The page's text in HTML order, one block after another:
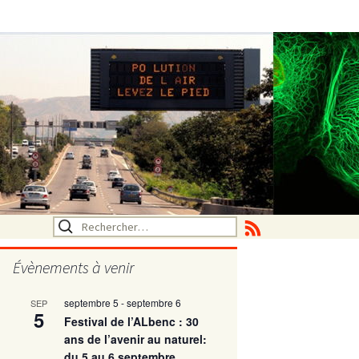
Rechercher :
Évènements à venir
SEP
5
septembre 5 -septembre 6
Festival de l’ALbenc : 30
ans de l’avenir au naturel: